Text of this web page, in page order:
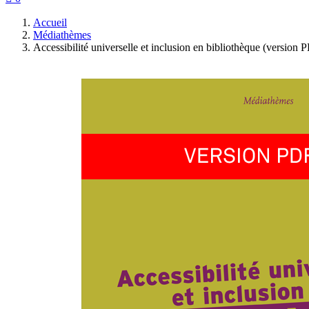
Accueil
Médiathèmes
Accessibilité universelle et inclusion en bibliothèque (version